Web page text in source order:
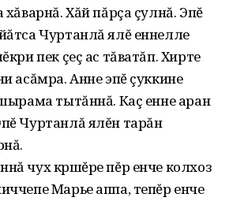
хăварнă. Хăй пăрçа çулнă. Эпĕ
Чуртанлă ялĕ еннелле
пек çеç ас тăватăп. Хирте
асăмра. Анне эпĕ çуккине
шырама тытăннă. Каç енне аран
Чуртанлă ялĕн тарăн
чух кӱршĕре пĕр енче колхоз
Марье аппа, тепĕр енче